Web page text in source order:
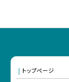
トップページ